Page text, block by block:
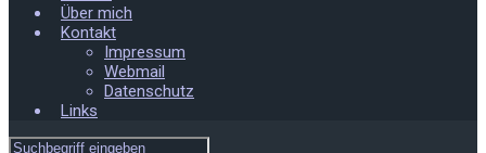
Über mich
Kontakt
Impressum
Webmail
Datenschutz
Links